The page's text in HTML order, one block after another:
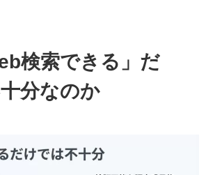
検索できる」だ
分なのか